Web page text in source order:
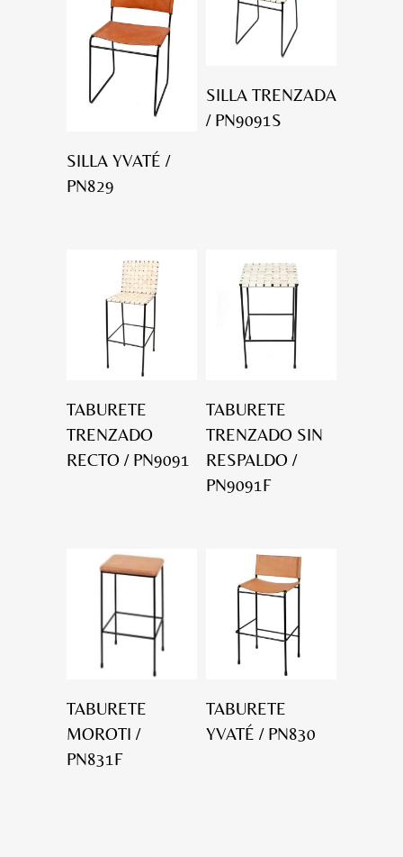
SILLA YVATÉ /
PN829
SILLA TRENZADA
/ PN9091S
TABURETE
TRENZADO
RECTO / PN9091
TABURETE
TRENZADO SIN
RESPALDO /
PN9091F
TABURETE
MOROTI /
PN831F
TABURETE
YVATÉ / PN830